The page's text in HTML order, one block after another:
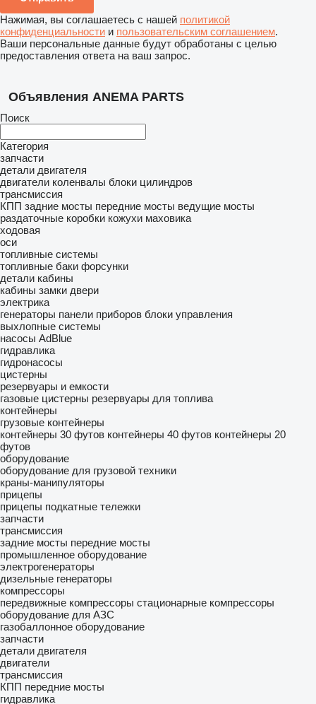
Нажимая, вы соглашаетесь с нашей политикой
конфиденциальности и пользовательским соглашением.
Ваши персональные данные будут обработаны с целью
предоставления ответа на ваш запрос.
Объявления ANEMA PARTS
Поиск
Категория
запчасти
детали двигателя
двигатели коленвалы блоки цилиндров
трансмиссия
КПП задние мосты передние мосты ведущие мосты
раздаточные коробки кожухи маховика
ходовая
оси
топливные системы
топливные баки форсунки
детали кабины
кабины замки двери
электрика
генераторы панели приборов блоки управления
выхлопные системы
насосы AdBlue
гидравлика
гидронасосы
цистерны
резервуары и емкости
газовые цистерны резервуары для топлива
контейнеры
грузовые контейнеры
контейнеры 30 футов контейнеры 40 футов контейнеры 20
футов
оборудование
оборудование для грузовой техники
краны-манипуляторы
прицепы
прицепы подкатные тележки
запчасти
трансмиссия
задние мосты передние мосты
промышленное оборудование
электрогенераторы
дизельные генераторы
компрессоры
передвижные компрессоры стационарные компрессоры
оборудование для АЗС
газобаллонное оборудование
запчасти
детали двигателя
двигатели
трансмиссия
КПП передние мосты
гидравлика